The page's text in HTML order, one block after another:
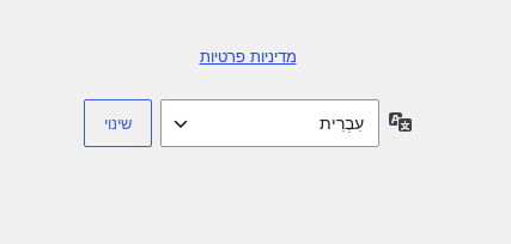
מדיניות פרטיות
שפה